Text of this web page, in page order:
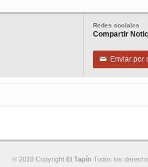
Redes sociales
Compartir
✉ Enviar por
© 2018 Copyright El Tapín Todos los